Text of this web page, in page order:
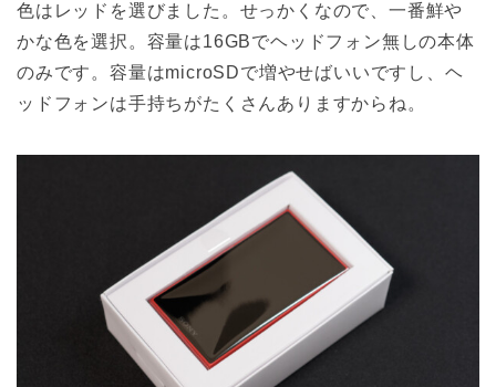
色はレッドを選びました。せっかくなので、一番鮮や
かな色を選択。容量は16GBでヘッドフォン無しの本体
のみです。容量はmicroSDで増やせばいいですし、ヘ
ッドフォンは手持ちがたくさんありますからね。